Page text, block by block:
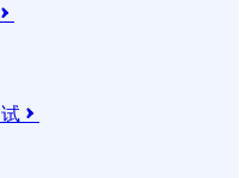

